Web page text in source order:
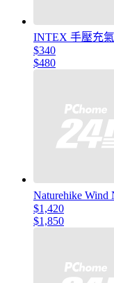
INTEX 手壓充
$340
$480
Naturehike
$1,420
$1,850